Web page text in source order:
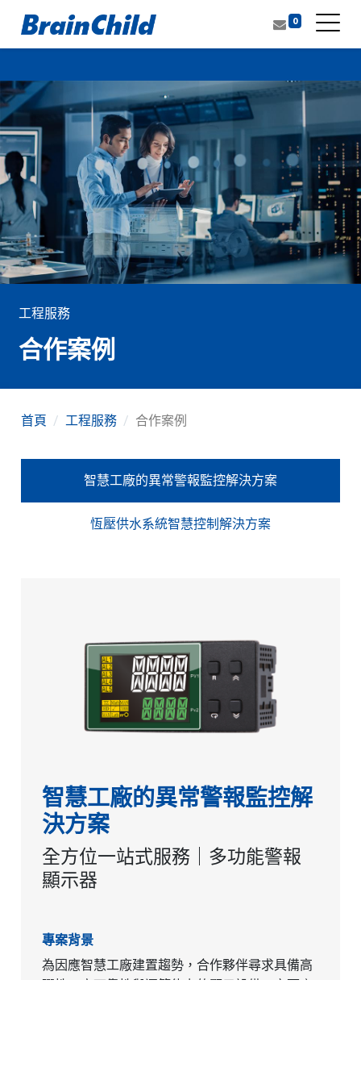
0
工程服務
合作案例
首頁 工程服務 合作案例
智慧工廠的異常警報監控解決方案
恆壓供水系統智慧控制解決方案
智慧工廠的異常警報監控解
決方案
​全方位一站式服務｜多功能警報
顯示器
專案背景
為因應智慧工廠建置趨勢，合作夥伴尋求具備高
彈性、高可靠性與運算能力的顯示設備。市面產